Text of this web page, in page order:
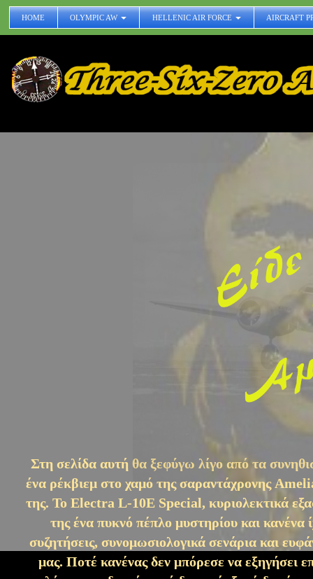
HOME OLYMPIC AW HELLENIC AIR FORCE AIRCRAFT
Στη σελίδα αυτή θα ξεφύγω λίγο από τα
ένα ρέκβιεμ στο χαμό της σαραντάχρονης
της. Το Electra L-10E Special, κυριολεκτικά
της ένα πυκνό πέπλο μυστηρίου και
συζητήσεις, συνομωσιολογικά σενάρια και
μας. Ποτέ κανένας δεν μπόρεσε να εξηγήσει